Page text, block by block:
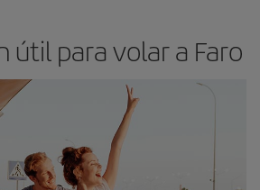
útil para volar a Faro